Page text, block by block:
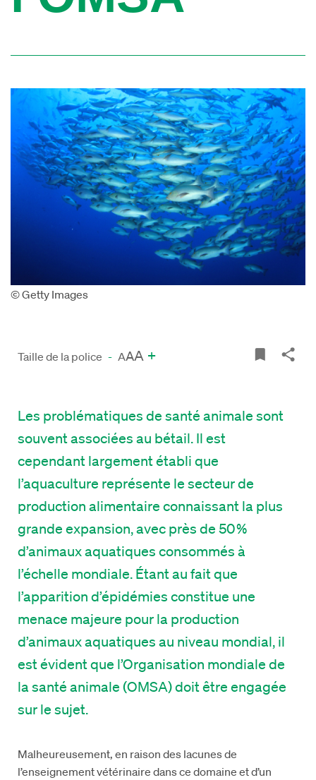
© Getty Images
Taille de la police - AAA +
Les problématiques de santé animale sont
souventassociéesau bétail.Il est
cependantlargementétabli que
l’aquaculture représente le secteur de
production alimentaire connaissant la plus
grande expansion, avec près de50%
d’animaux aquatiques consommés à
l’échelle mondiale.Étant au faitque
l’apparition d’épidémiesconstitue une
menace majeure pourla production
d’animaux aquatiques au niveau mondial,il
est évident que l’Organisation mondialede
la santé animale (OMSA) doit êtreengagée
sur le sujet.
Malheureusement, en raison des lacunes de
l’enseignement vétérinaire dans ce domaine et d’un